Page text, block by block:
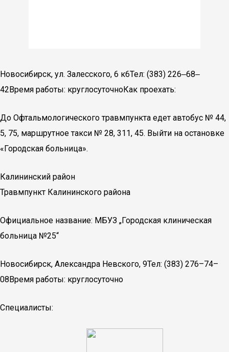
Новосибирск, ул. Залесского, 6 к6Тел: (383) 226‒68‒
42Время работы: круглосуточноКак проехать:
До Офтальмологического травмпункта едет автобус № 44,
5, 75, маршрутное такси № 28, 311, 45. Выйти на остановке
«Городская больница».
Калининский район
Травмпункт Калининского района
Официальное название: МБУЗ „Городская клиническая
больница №25“
Новосибирск, Александра Невского, 9Тел: (383) 276–74–
08Время работы: круглосуточно
Специалисты: